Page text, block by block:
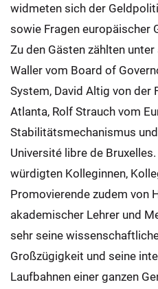
widmeten sich der
sowie Fragen europäischer
Zu den Gästen zählten
Waller vom Board of
System, David Altig von der
Atlanta, Rolf Strauch vom
Stabilitätsmechanismus
Université libre de
würdigten Kolleginnen,
Promovierende zudem von
akademischer Lehrer und
sehr seine
Großzügigkeit und seine
Laufbahnen einer ganzen